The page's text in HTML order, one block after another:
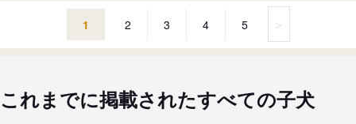
1 2 3 4 5 ＞
これまでに掲載されたすべての子犬